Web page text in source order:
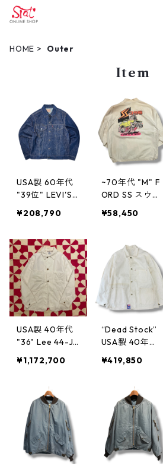
HOME Outer
Item
USA製 60年代
"39位" LEVI'S
05 デニムジャ
着 古着屋 高円
寺 ビンテージ n
60711
¥208,790
~70年代 "M" F
ORD SS スウィ
ホワイト 古着
ビンテージ n40
110
¥58,450
USA製 40年代
"36" Lee 44-J
カバーオール
ケット 白 生成
ホワイト 古着
古着屋 高円寺
ビンテージ n60
611
¥1,172,700
“Dead Stock”
USA製 40年
りカバーオール
ットドーナツボ
タン古着 古着
屋 高円寺 ビン
テージ n60608
¥419,850